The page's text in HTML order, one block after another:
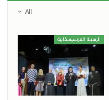
All
الرهبنة الفرنسيسكانية